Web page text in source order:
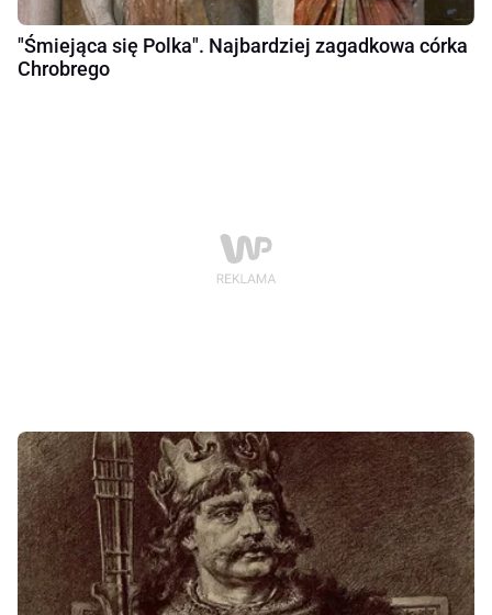
"Śmiejąca się Polka". Najbardziej zagadkowa córka
Chrobrego